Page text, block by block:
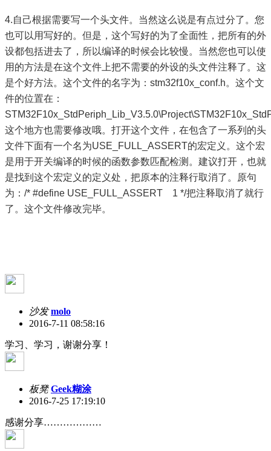
4.自己根据需要写一个头文件。当然这么说是有点过分了。您
也可以用写好的。但是，这个写好的为了全面性，把所有的外
设都包括进去了，所以编译的时候会比较慢。当然您也可以使
用的方法是在这个文件上把不需要的外设的头文件注释了。这
是个好方法。这个文件的名字为：stm32f10x_conf.h。这个文
件的位置在：
这个地方也需要修改哦。打开这个文件，在包含了一系列的头
文件下面有一个名为USE_FULL_ASSERT的宏定义。这个宏
是用于开关编译的时候的函数参数匹配检测。建议打开，也就
是找到这个宏定义的定义处，把原本的注释行取消了。原句
为：/* #define USE_FULL_ASSERT 1 */把注释取消了就行
了。这个文件修改完毕。
沙发 molo
2016-7-11 08:58:16
学习、学习，谢谢分享！
板凳 Geek糊涂
2016-7-25 17:19:10
感谢分享………………